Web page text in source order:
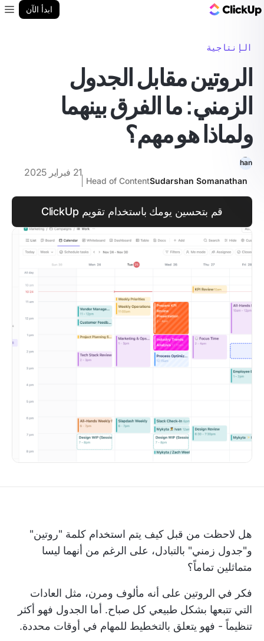
ابدأ الآن
الإنتاجية
الروتين مقابل الجدول
الزمني: ما الفرق بينهما
ولماذا هو مهم؟
Sudarshan Somanathan
Head of Content
21 فبراير 2025
قم بتحسين يومك باستخدام تقويم ClickUp
هل لاحظت من قبل كيف يتم استخدام كلمة "روتين"
و"جدول زمني" بالتبادل، على الرغم من أنهما ليسا
متماثلين تماماً؟
فكر في الروتين على أنه مألوف ومرن، مثل العادات
التي تتبعها بشكل طبيعي كل صباح. أما الجدول فهو أكثر
تنظيماً - فهو يتعلق بالتخطيط للمهام في أوقات محددة.